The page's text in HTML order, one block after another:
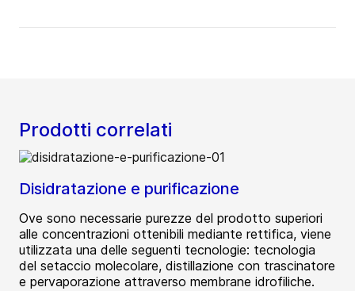
Prodotti correlati
Disidratazione e purificazione
Ove sono necessarie purezze del prodotto superiori
alle concentrazioni ottenibili mediante rettifica, viene
utilizzata una delle seguenti tecnologie: tecnologia
del setaccio molecolare, distillazione con trascinatore
e pervaporazione attraverso membrane idrofiliche.